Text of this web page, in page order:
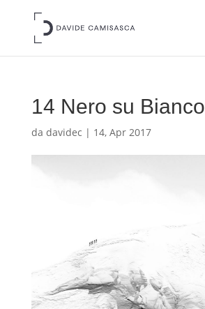
14 Nero su Bianco
da davidec | 14, Apr 2017